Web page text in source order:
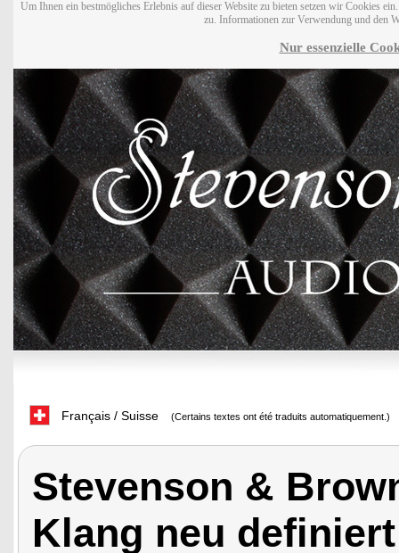
Um Ihnen ein bestmögliches Erlebnis auf dieser Website zu bieten setzen wir Cookies
zu. Informationen zur Verwendung und den
Nur essenzielle
Français / Suisse (Certains textes ont été traduits automatiquement.)
Stevenson &
Klang neu